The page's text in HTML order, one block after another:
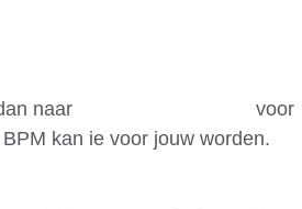
naar
voor
kan ie voor jouw worden.